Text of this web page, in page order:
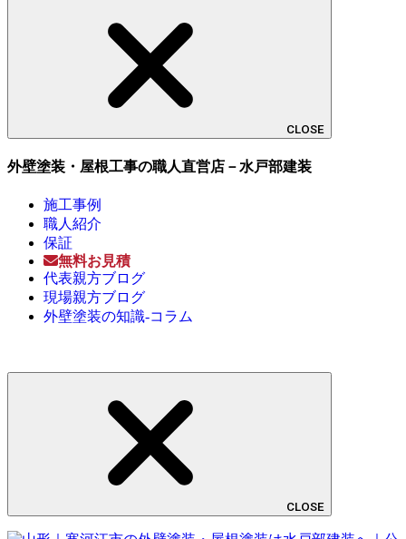
CLOSE
外壁塗装・屋根工事の職人直営店－水戸部建装
施工事例
職人紹介
保証
無料お見積
代表親方ブログ
現場親方ブログ
外壁塗装の知識-コラム
CLOSE